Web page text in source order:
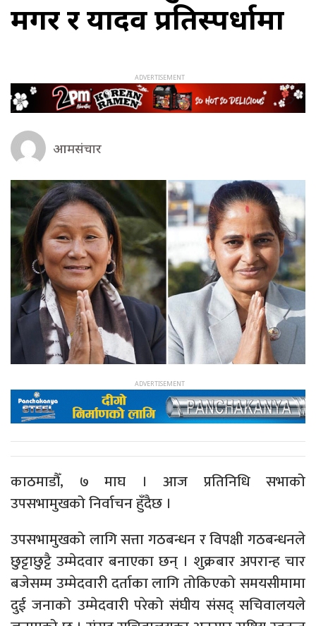
मगर र यादव प्रतिस्पर्धामा
आमसंचार
काठमाडौँ, ७ माघ । आज प्रतिनिधि सभाको
उपसभामुखको निर्वाचन हुँदैछ ।
उपसभामुखको लागि सत्ता गठबन्धन र विपक्षी गठबन्धनले
छुट्टाछुट्टै उम्मेदवार बनाएका छन् । शुक्रबार अपरान्ह चार
बजेसम्म उम्मेदवारी दर्ताका लागि तोकिएको समयसीमामा
दुई जनाको उम्मेदवारी परेको संघीय संसद् सचिवालयले